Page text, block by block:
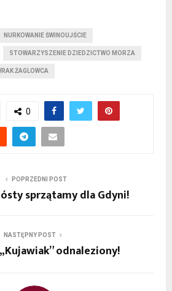
NURKOWANIE ŚWINOUJŚCIE
STOWARZYSZENIE DZIEDZICTWO MORZA
ŻAGLOWCA
0
POPRZEDNI POST
sprzątamy dla Gdyni!
NASTĘPNY POST
odnaleziony!